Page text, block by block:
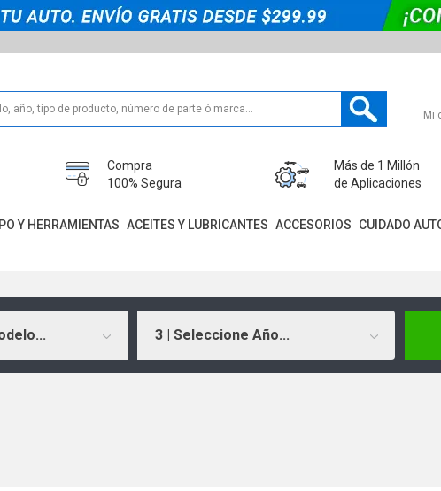
Mi
Compra
100% Segura
Más de 1 Millón
de Aplicaciones
Y HERRAMIENTAS ACEITES Y LUBRICANTES ACCESORIOS CUIDADO
3 | Seleccione Año...